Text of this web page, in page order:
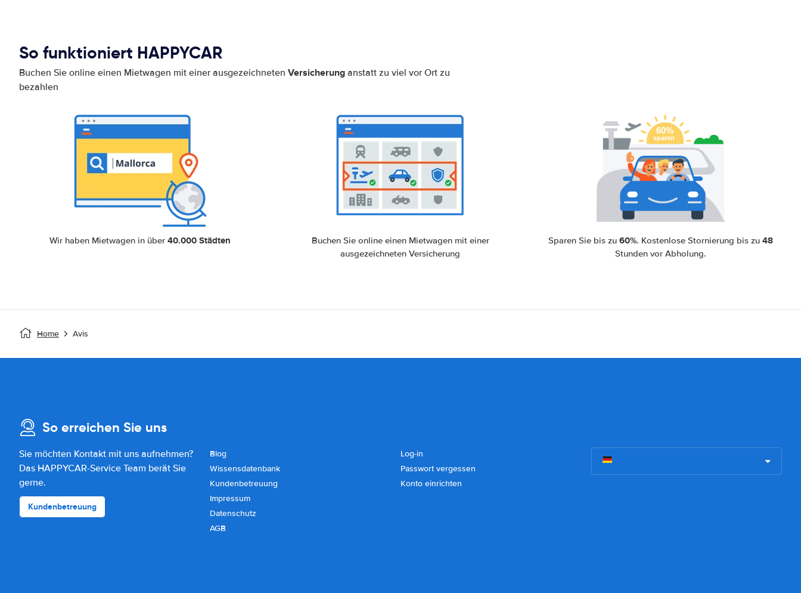
So funktioniert HAPPYCAR
Buchen Sie online einen Mietwagen mit einer ausgezeichneten Versicherung anstatt zu viel vor Ort zu
bezahlen
Wir haben Mietwagen in über40.000 Städten
Buchen Sie online einen Mietwagen mit einer
ausgezeichneten Versicherung
Sparen Sie bis zu60%. Kostenlose Stornierung bis zu48
Stunden vor Abholung.
Home Avis
So erreichen Sie uns
Sie möchten Kontakt mit uns aufnehmen?
Das HAPPYCAR-Service Team berät Sie
gerne.
Kundenbetreuung
Blog
Wissensdatenbank
Kundenbetreuung
Impressum
Datenschutz
AGB
Log-in
Passwort vergessen
Konto einrichten